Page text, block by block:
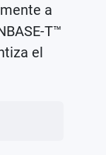
a
T™
el